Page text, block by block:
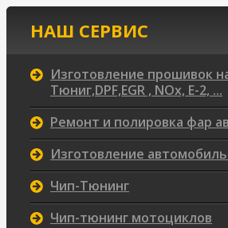
НАШ СЕРВИС
Изготовление прошивок
Тюниг,DPF,EGR , NOx, Е-2, ...
Ремонт и полировка фар
Изготовление
Чип-Тюнинг
Чип-тюнинг мотоциклов